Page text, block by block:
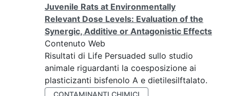
Juvenile Rats at Environmentally
Relevant Dose Levels: Evaluation of the
Synergic, Additive or Antagonistic Effects
Contenuto Web
Risultati di Life Persuaded sullo studio
animale riguardanti la coesposizione ai
plasticizanti bisfenolo A e dietilesilftalato.
CONTAMINANTI CHIMICI